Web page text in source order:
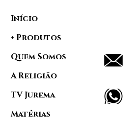
Início
+ Produtos
Quem Somos
A Religião
TV Jurema
Matérias